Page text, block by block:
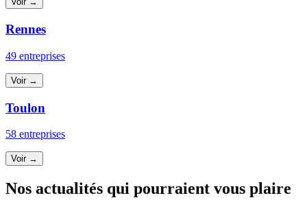
Rennes
49 entreprises
Voir →
Toulon
58 entreprises
Voir →
Nos actualités qui pourraient vous plaire